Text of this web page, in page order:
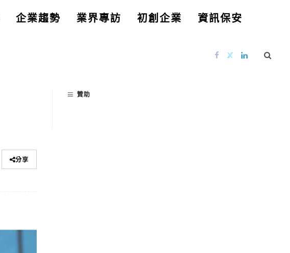
企業趨勢 業界專訪 初創企業 資訊保安
分享
贊助